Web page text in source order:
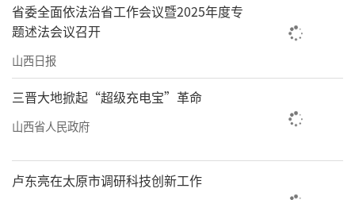
省委全面依法治省工作会议暨2025年度专
题述法会议召开
山西日报
三晋大地掀起“超级充电宝”革命
山西省人民政府
卢东亮在太原市调研科技创新工作